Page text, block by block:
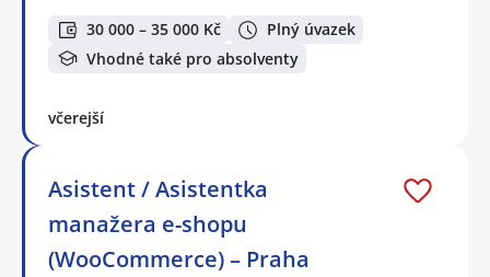
30 000 – 35 000 Kč
Plný úvazek
Vhodné také pro absolventy
včerejší
Asistent / Asistentka
manažera e-shopu
(WooCommerce) – Praha